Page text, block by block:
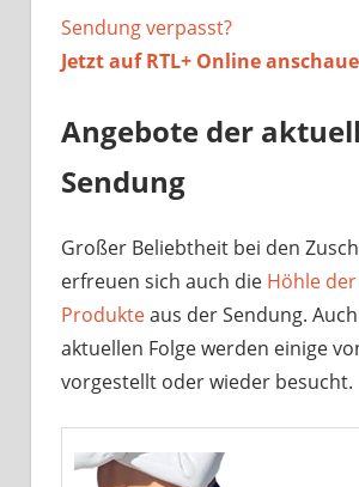
Sendung verpasst?
Jetzt aufRTL+ Online
Angebote der
Sendung
Großer Beliebtheit bei den
erfreuen sich auch die Höhle
Produkteaus der Sendung.
aktuellen Folge werden einige
vorgestellt oder wieder besucht.